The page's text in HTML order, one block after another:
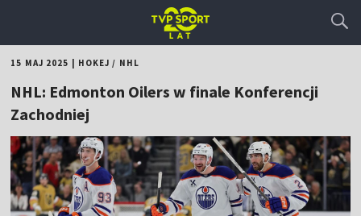
15 MAJ 2025 HOKEJ / NHL
NHL: Edmonton Oilers w finale Konferencji
Zachodniej